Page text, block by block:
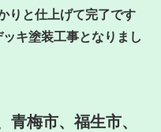
りと仕上げて完了です
キ塗装工事となりまし
梅市、福生市、